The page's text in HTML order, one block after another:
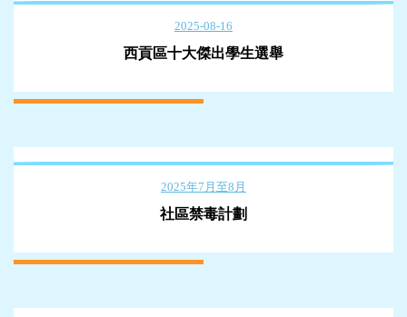
2025-08-16
西貢區十大傑出學生選舉
2025年7月至8月
社區禁毒計劃